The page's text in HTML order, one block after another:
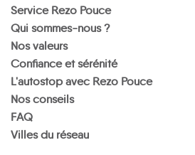
Service Rezo Pouce
Qui sommes-nous ?
Nos valeurs
Confiance et sérénité
L'autostop avec Rezo Pouce
Nos conseils
FAQ
Villes du réseau